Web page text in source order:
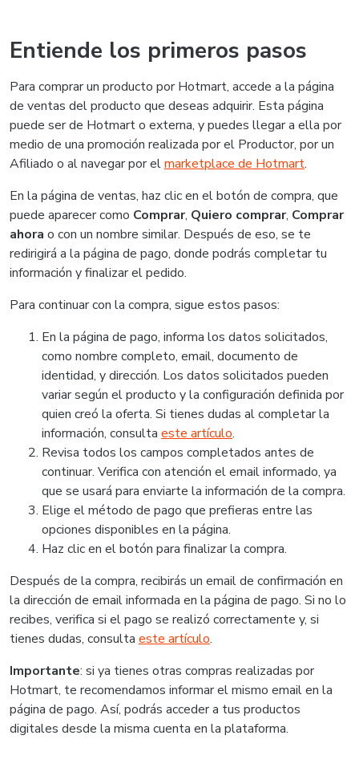
Entiende los primeros pasos
Para comprar un producto por Hotmart, accede a la página
de ventas del producto que deseas adquirir. Esta página
puede ser de Hotmart o externa, y puedes llegar a ella por
medio de una promoción realizada por el Productor, por un
Afiliado o al navegar por elmarketplace de Hotmart.
En la página de ventas, haz clic en el botón de compra, que
puede aparecer como Comprar, Quiero comprar, Comprar
ahora o con un nombre similar. Después de eso, se te
redirigirá a la página de pago, donde podrás completar tu
información y finalizar el pedido.
Para continuar con la compra, sigue estos pasos:
En la página de pago, informa los datos solicitados,
como nombre completo, email, documento de
identidad, y dirección. Los datos solicitados pueden
variar según el producto y la configuración definida por
quien creó la oferta. Si tienes dudas al completar la
información, consulta este artículo.
Revisa todos los campos completados antes de
continuar. Verifica con atención el email informado, ya
que se usará para enviarte la información de la compra.
Elige el método de pago que prefieras entre las
opciones disponibles en la página.
Haz clic en el botón para finalizar la compra.
Después de la compra, recibirás un email de confirmación en
la dirección de email informada en la página de pago. Si no lo
recibes, verifica si el pago se realizó correctamente y, si
tienes dudas, consulta este artículo.
Importante: si ya tienes otras compras realizadas por
Hotmart, te recomendamos informar el mismo email en la
página de pago. Así, podrás acceder a tus productos
digitales desde la misma cuenta en la plataforma.